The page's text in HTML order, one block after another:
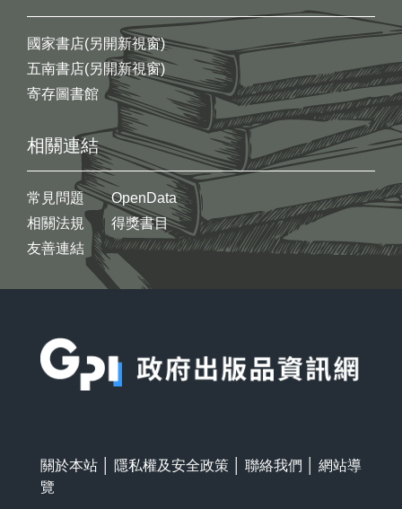
國家書店(另開新視窗)
五南書店(另開新視窗)
寄存圖書館
相關連結
常見問題
相關法規
友善連結
OpenData
得獎書目
關於本站 隱私權及安全政策 聯絡我們
網站導
覽